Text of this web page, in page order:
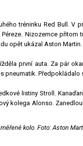
tréninku Red Bull. V
Nizozemce
opět ukázal Aston
první auta. Za pár
pneumatik.
listiny Stroll.
kolega Alonso.
kolo. Foto: Aston